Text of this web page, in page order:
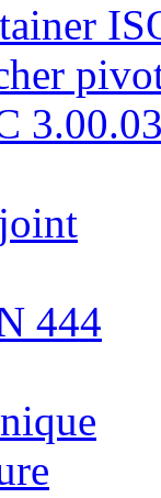
444